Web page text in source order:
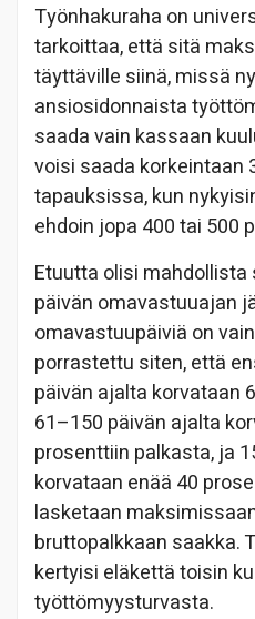
Työnhakuraha on
tarkoittaa, että sitä
täyttäville siinä, missä
ansiosidonnaista
saada vain kassaan
voisi saada korkeintaan
tapauksissa, kun
ehdoin jopa 400 tai 500
Etuutta olisi
päivän omavastuuajan
omavastuupäiviä on
porrastettu siten, että
päivän ajalta korvataan
61–150 päivän ajalta
prosenttiin palkasta, ja
korvataan enää 40
lasketaan
bruttopalkkaan saakka.
kertyisi eläkettä toisin
työttömyysturvasta.